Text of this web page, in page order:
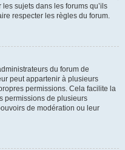
sujets dans les forums qu’ils
respecter les règles du forum.
du forum de
peut appartenir à plusieurs
permissions. Cela facilite la
permissions de plusieurs
de modération ou leur